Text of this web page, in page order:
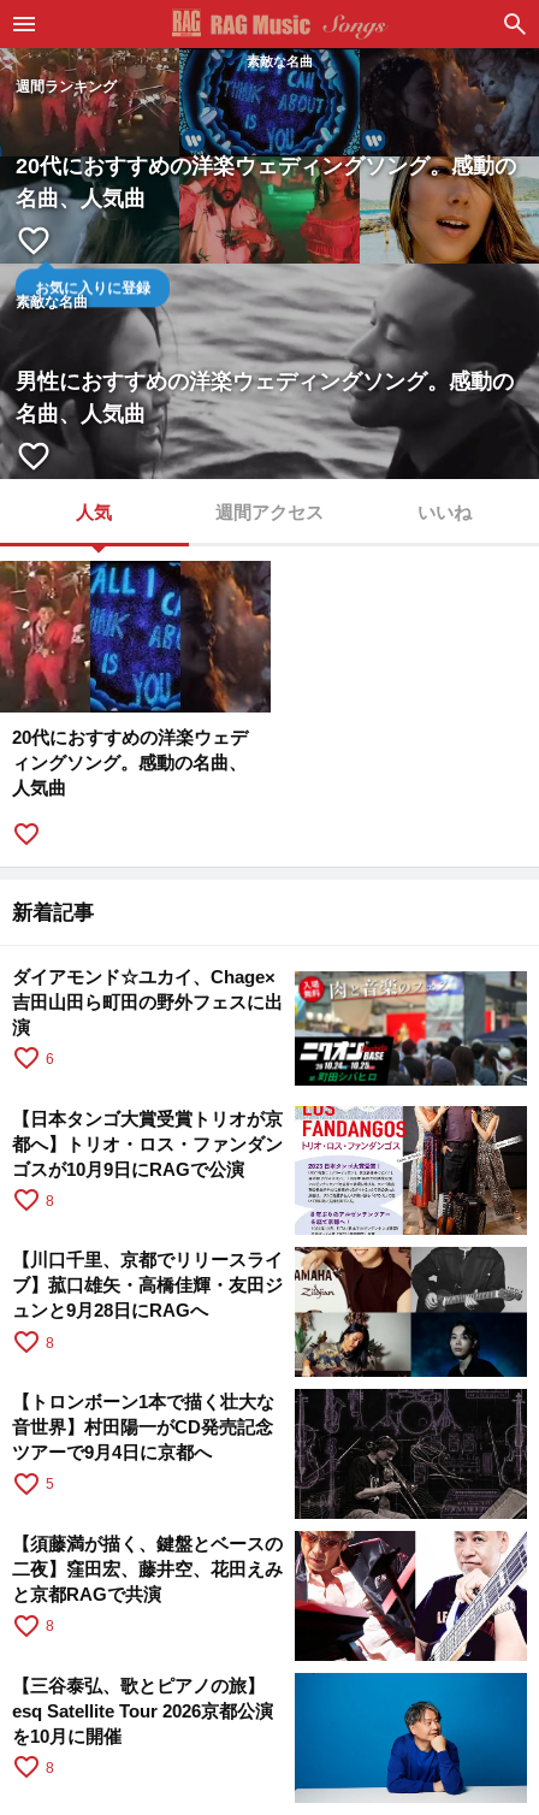
素敵な名曲
週間ランキング
20代におすすめの洋楽ウェディングソング。感動の
名曲、人気曲
favorite_border
お気に入りに登録
素敵な名曲
男性におすすめの洋楽ウェディングソング。感動の
名曲、人気曲
favorite_border
人気 週間アクセス いいね
20代におすすめの洋楽ウェデ
ィングソング。感動の名曲、
人気曲
favorite_border
新着記事
ダイアモンド☆ユカイ、Chage×
吉田山田ら町田の野外フェスに出
演
favorite_border 6
【日本タンゴ大賞受賞トリオが京
都へ】トリオ・ロス・ファンダン
ゴスが10月9日にRAGで公演
favorite_border 8
【川口千里、京都でリリースライ
ブ】菰口雄矢・高橋佳輝・友田ジ
ュンと9月28日にRAGへ
favorite_border 8
【トロンボーン1本で描く壮大な
音世界】村田陽一がCD発売記念
ツアーで9月4日に京都へ
favorite_border 5
【須藤満が描く、鍵盤とベースの
二夜】窪田宏、藤井空、花田えみ
と京都RAGで共演
favorite_border 8
【三谷泰弘、歌とピアノの旅】
esq Satellite Tour 2026京都公演
を10月に開催
favorite_border 8